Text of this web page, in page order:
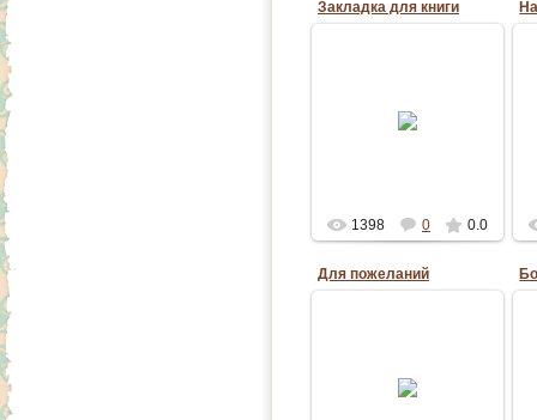
Закладка для книги
книг. Буквы вырезаны на
плоттере Silhouette
1398 0 0.0
Для пожеланий
вместо книги